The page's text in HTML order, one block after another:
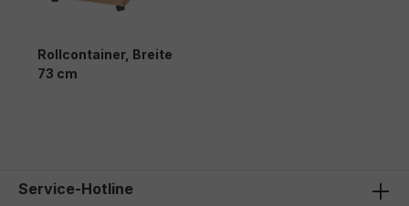
Rollcontainer, Breite
73 cm
Service-Hotline